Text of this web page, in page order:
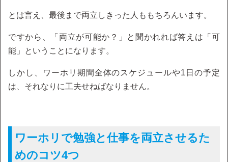
とは言え、最後まで両立しきった人ももちろんいます。
ですから、「両立が可能か？」と聞かれれば答えは「可
能」ということになります。
しかし、ワーホリ期間全体のスケジュールや1日の予定
は、それなりに工夫せねばなりません。
ワーホリで勉強と仕事を両立させるた
めのコツ4つ